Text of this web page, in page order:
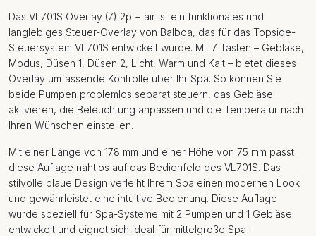
Das VL701S Overlay (7) 2p + air ist ein funktionales und
langlebiges Steuer-Overlay von Balboa, das für das Topside-
Steuersystem VL701S entwickelt wurde. Mit 7 Tasten – Gebläse,
Modus, Düsen 1, Düsen 2, Licht, Warm und Kalt – bietet dieses
Overlay umfassende Kontrolle über Ihr Spa. So können Sie
beide Pumpen problemlos separat steuern, das Gebläse
aktivieren, die Beleuchtung anpassen und die Temperatur nach
Ihren Wünschen einstellen.
Mit einer Länge von 178 mm und einer Höhe von 75 mm passt
diese Auflage nahtlos auf das Bedienfeld des VL701S. Das
stilvolle blaue Design verleiht Ihrem Spa einen modernen Look
und gewährleistet eine intuitive Bedienung. Diese Auflage
wurde speziell für Spa-Systeme mit 2 Pumpen und 1 Gebläse
entwickelt und eignet sich ideal für mittelgroße Spa-